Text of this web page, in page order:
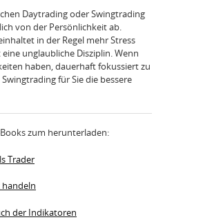
Daytrading oder Swingtrading
von der Persönlichkeit ab.
in der Regel mehr Stress
unglaubliche Disziplin. Wenn
haben, dauerhaft fokussiert zu
für Sie die bessere
zum herunterladen:
Trader
der Indikatoren